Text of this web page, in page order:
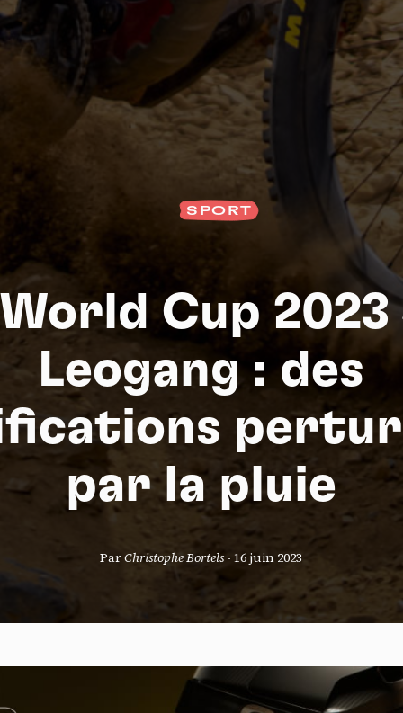
Cup 2023
Leogang : des
par la pluie
ParChristophe Bortels-16 juin 2023
SPORT
de gestion des cookies